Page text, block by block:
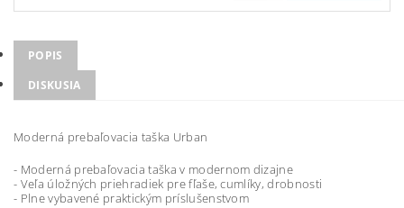
POPIS
DISKUSIA
Moderná prebaľovacia taška Urban
- Moderná prebaľovacia taška v modernom dizajne
- Veľa úložných priehradiek pre fľaše, cumlíky, drobnosti
- Plne vybavené praktickým príslušenstvom